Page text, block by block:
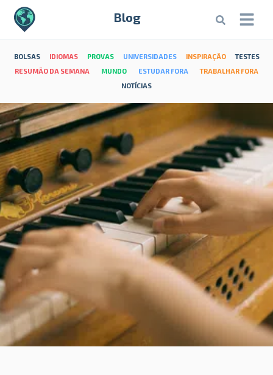
Blog
BOLSAS IDIOMAS PROVAS UNIVERSIDADES INSPIRAÇÃO
TESTES
RESUMÃO DA SEMANA
MUNDO ESTUDAR FORA
TRABALHAR FORA
NOTÍCIAS